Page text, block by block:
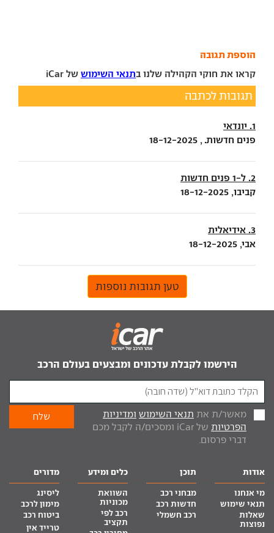
הוספת תגובה
קראו את חוקי הקהילה שלנו בתנאי השימוש של iCar
תגובות לכתבה
1. יונדאי
פנים חדשות. , 18-12-2025
2. ל-1 פנים חדשות
קביבו, 18-12-2025
3. אידיאלית
אבי, 18-12-2025
טען תגובות נוספות
הירשמו לקבלת עדכונים ומבצעים בעולם הרכב
מאשר/ת את תנאי השימוש ומדיניות
הפרטיות
של iCar ומסכים/ה לקבל מכם
דברי פרסום.
אודות
מי אנחנו
תנאי שימוש
שאלות
נפוצות
תוכן
מבחני רכב
חדשות רכב
רכב חשמלי
כלים ומידע
השוואת
מכוניות
רכב לפי
תקציב
מדורים
ליסינג
מימון לרכב
ביטוח רכב
טרייד אין